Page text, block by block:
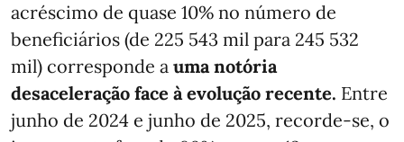
acréscimo de quase 10% no número de
beneficiários (de 225 543 mil para 245 532
mil) corresponde a uma notória
desaceleração face à evolução recente. Entre
junho de 2024 e junho de 2025, recorde-se, o